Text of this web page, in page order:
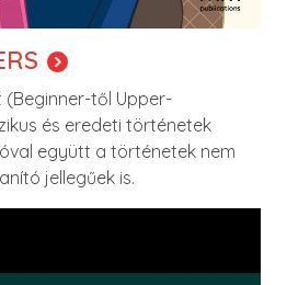
től Upper-
és eredeti történetek
együtt a történetek nem
jellegűek is.